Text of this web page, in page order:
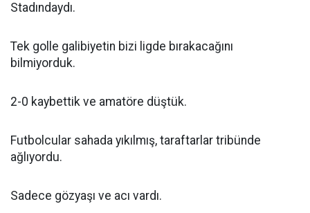
Stadındaydı.
Tek golle galibiyetin bizi ligde bırakacağını
bilmiyorduk.
2-0 kaybettik ve amatöre düştük.
Futbolcular sahada yıkılmış, taraftarlar tribünde
ağlıyordu.
Sadece gözyaşı ve acı vardı.